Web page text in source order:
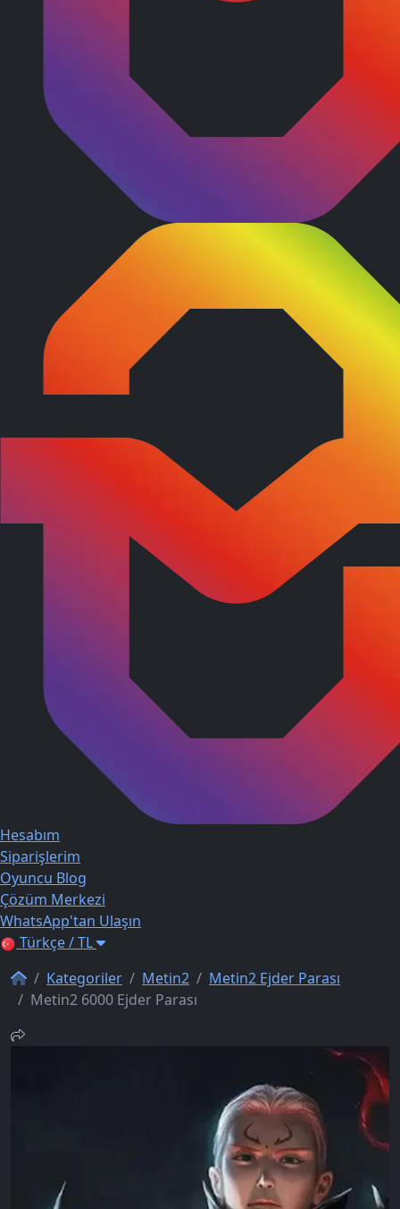
Hesabım
Siparişlerim
Oyuncu Blog
Çözüm Merkezi
WhatsApp'tan Ulaşın
Türkçe / TL
Kategoriler
Metin2
Metin2 Ejder Parası
Metin2 6000 Ejder Parası